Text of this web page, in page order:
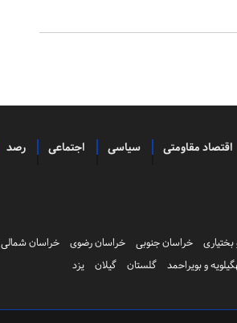
اقتصاد مقاومتی سیاسی اجتماعی رصد
خراسان جنوبی خراسان رضوی خراسان شمالی
و بویراحمد گلستان گیلان یزد